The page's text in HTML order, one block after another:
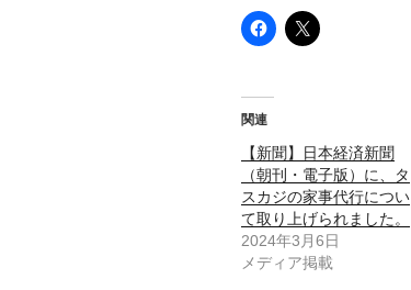
関連
【新聞】日本経済新聞
（朝刊・電子版）に、タ
スカジの家事代行につい
て取り上げられました。
2024年3月6日
メディア掲載